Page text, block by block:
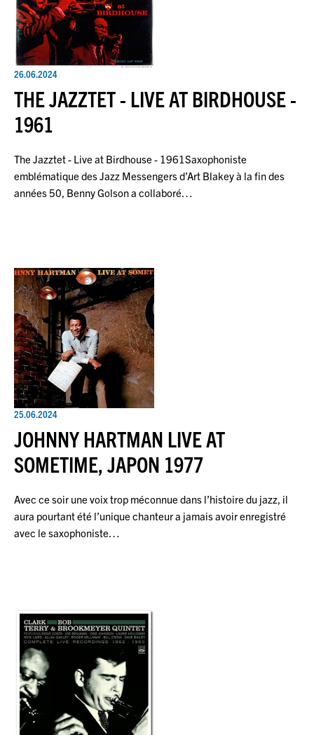
26.06.2024
THE JAZZTET - LIVE AT BIRDHOUSE -
1961
The Jazztet - Live at Birdhouse - 1961Saxophoniste
emblématique des Jazz Messengers d’Art Blakey à la fin des
années 50, Benny Golson a collaboré…
25.06.2024
JOHNNY HARTMAN LIVE AT
SOMETIME, JAPON 1977
Avec ce soir une voix trop méconnue dans l’histoire du jazz, il
aura pourtant été l’unique chanteur a jamais avoir enregistré
avec le saxophoniste…